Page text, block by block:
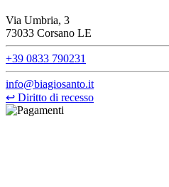
Via Umbria, 3
73033 Corsano LE
+39 0833 790231
info@biagiosanto.it
↩ Diritto di recesso